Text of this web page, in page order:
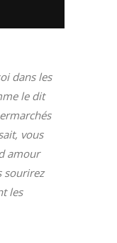
dans les
le dit
vous
amour
sourirez
les